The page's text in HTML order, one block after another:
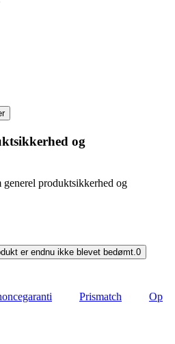
og
produktsikkerhed og
er endnu ikke blevet bedømt. 0
Prismatch
Op